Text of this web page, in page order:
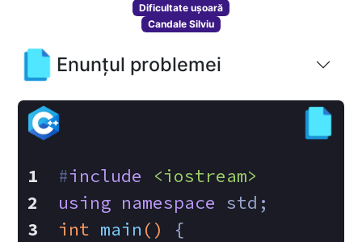
Dificultate ușoară
Candale Silviu
Enunțul problemei
#include
<iostream>
using namespace std;
int main ()
{